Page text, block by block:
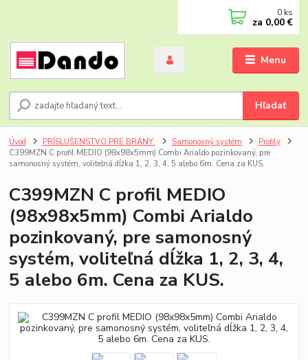
Menu
Hľadať
0 ks
za 0,00 €
Úvod PRÍSLUŠENSTVO PRE BRÁNY Samonosný systém
Profily
C399MZN C profil MEDIO (98x98x5mm) Combi Arialdo pozinkovaný, pre
samonosný systém, voliteľná dĺžka 1, 2, 3, 4, 5 alebo 6m. Cena za KUS.
C399MZN C profil MEDIO
(98x98x5mm) Combi Arialdo
pozinkovaný, pre samonosný
systém, voliteľná dĺžka 1, 2, 3, 4,
5 alebo 6m. Cena za KUS.